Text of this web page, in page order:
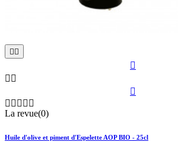
 

 

    
La revue(0)
Huile d'olive et piment d'Espelette AOP BIO - 25cl